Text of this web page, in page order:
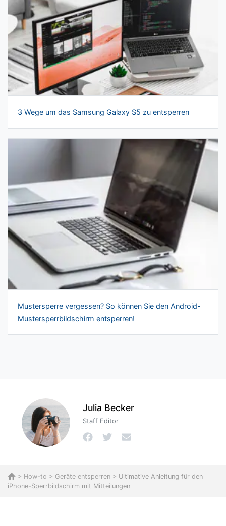
3 Wege um das Samsung Galaxy S5 zu entsperren
Mustersperre vergessen? So können Sie den Android-
Mustersperrbildschirm entsperren!
Julia Becker
Staff Editor
> How-to > Geräte entsperren > Ultimative Anleitung für den
iPhone-Sperrbildschirm mit Mitteilungen